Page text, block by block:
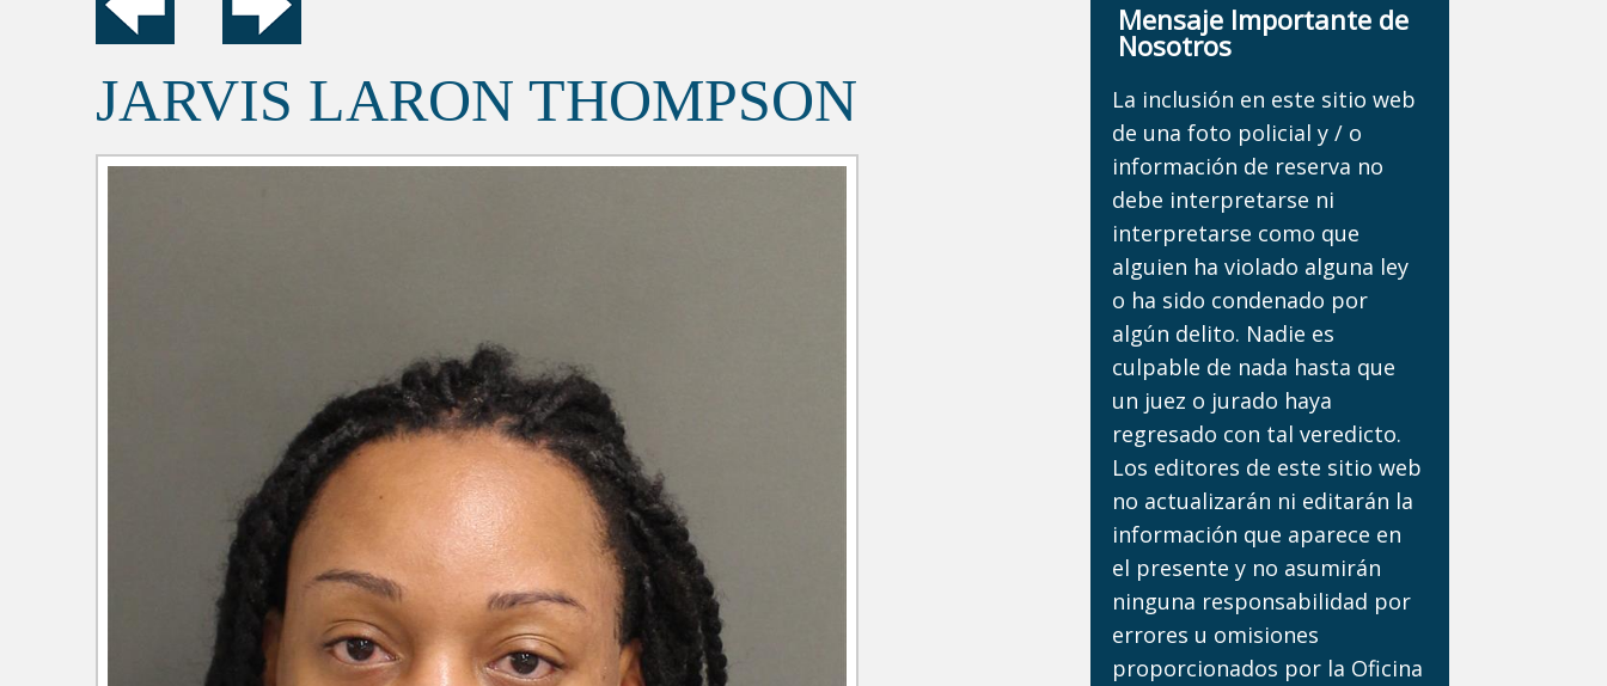
JARVIS LARON THOMPSON
Mensaje Importante de
Nosotros
La inclusión en este sitio web
de una foto policial y / o
información de reserva no
debe interpretarse ni
interpretarse como que
alguien ha violado alguna ley
o ha sido condenado por
algún delito. Nadie es
culpable de nada hasta que
un juez o jurado haya
regresado con tal veredicto.
Los editores de este sitio web
no actualizarán ni editarán la
información que aparece en
el presente y no asumirán
ninguna responsabilidad por
errores u omisiones
proporcionados por la Oficina